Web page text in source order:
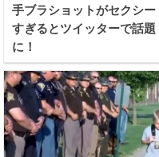
手ブラショットがセクシー
すぎるとツイッターで話題
に！